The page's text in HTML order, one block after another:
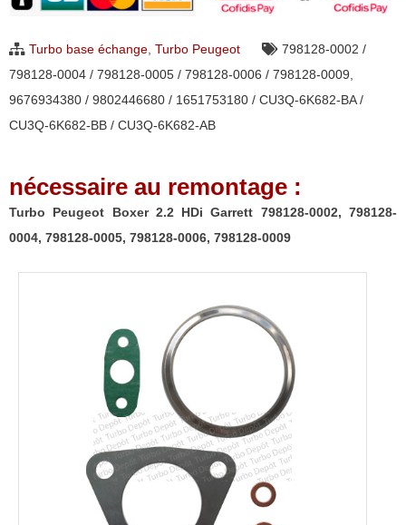
Boxer
HDi
0002,
0004,
798128-
0005,
Turbo base échange Turbo Peugeot
798128-0002 /
798128-0004 / 798128-0005 / 798128-0006 / 798128-0009
9676934380 / 9802446680 / 1651753180 / CU3Q-6K682-BA /
CU3Q-6K682-BB / CU3Q-6K682-AB
nécessaire au remontage :
Turbo Peugeot Boxer 2.2 HDi Garrett 798128-0002, 798128-
0004, 798128-0005, 798128-0006, 798128-0009